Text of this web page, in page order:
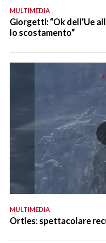
MULTIMEDIA
Giorgetti: “Ok dell'Ue
lo scostamento”
MULTIMEDIA
Ortles: spettacolare